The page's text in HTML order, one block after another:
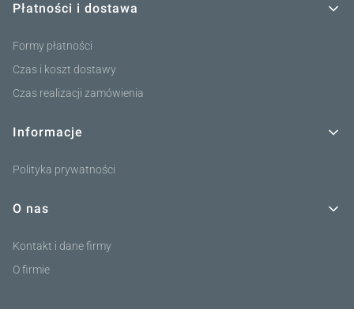
Płatności i dostawa
Formy płatności
Czas i koszt dostawy
Czas realizacji zamówienia
Informacje
Polityka prywatności
O nas
Kontakt i dane firmy
O firmie